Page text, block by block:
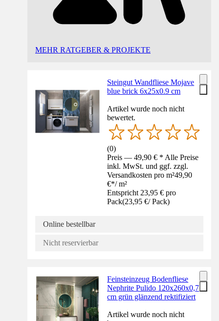
MEHR RATGEBER & PROJEKTE
Steingut Wandfliese Mojave
blue brick 6x25x0.9 cm
Artikel wurde noch nicht
bewertet.
(0)
Preis — 49,90 € * Alle Preise
inkl. MwSt. und ggf. zzgl.
Versandkosten pro m²49,90
€*/ m²
Entspricht 23,95 € pro
Pack(23,95 €/ Pack)
Online bestellbar
Nicht reservierbar
Feinsteinzeug Bodenfliese
Nephrite Pulido 120x260x0,7
cm grün glänzend rektifiziert
Artikel wurde noch nicht